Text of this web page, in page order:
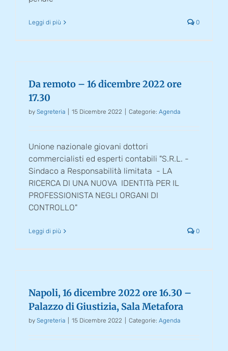
Leggi di più 0
Da remoto – 16 dicembre 2022 ore
17.30
by Segreteria 15 Dicembre 2022 Categorie: Agenda
Unione nazionale giovani dottori
commercialisti ed esperti contabili "S.R.L. -
Sindaco a Responsabilità limitata - LA
RICERCA DI UNA NUOVA IDENTITà PER IL
PROFESSIONISTA NEGLI ORGANI DI
CONTROLLO"
Leggi di più 0
Napoli, 16 dicembre 2022 ore 16.30 –
Palazzo di Giustizia, Sala Metafora
by Segreteria 15 Dicembre 2022 Categorie: Agenda